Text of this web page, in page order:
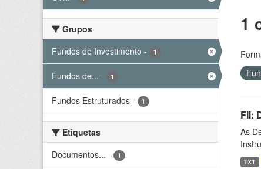
Grupos
Fundos de Investimento - 1
Fundos de... - 1
Fundos Estruturados - 1
Etiquetas
Documentos... - 1
1
FII:
As
TXT